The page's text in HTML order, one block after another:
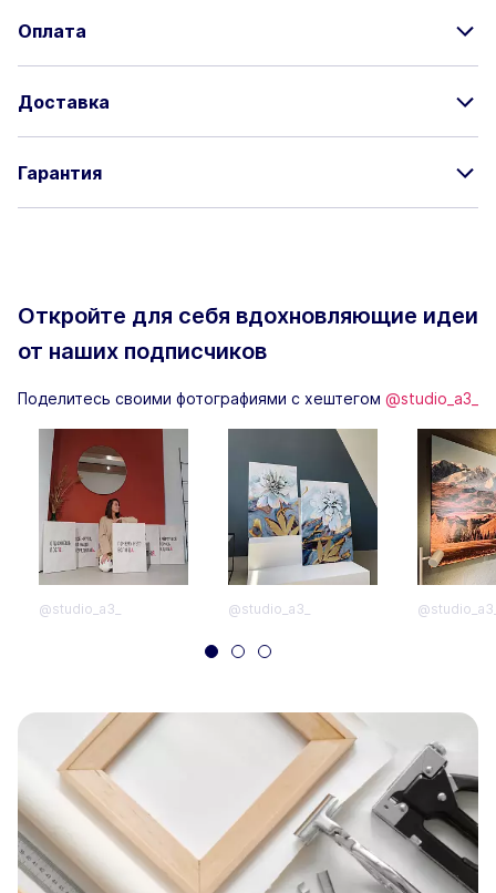
Оплата
Доставка
Гарантия
Откройте для себя вдохновляющие идеи
от наших подписчиков
Поделитесь своими фотографиями с хештегом @studio_a3_
@studio_a3_ @studio_a3_